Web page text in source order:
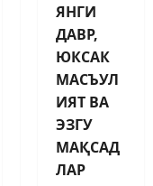
ЯНГИ
ДАВР,
ЮКСАК
МАСЪУЛ
ИЯТ ВА
ЭЗГУ
МАҚСАД
ЛАР